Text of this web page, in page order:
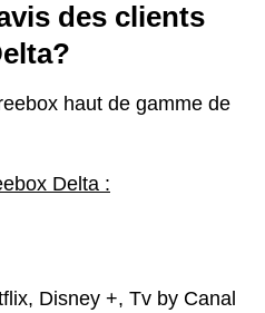
des clients
haut de gamme de
Delta :
Disney +, Tv by Canal